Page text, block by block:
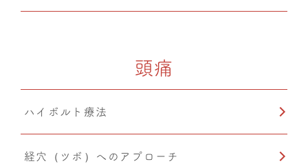
頭痛
ハイボルト療法
経穴（ツボ）へのアプローチ